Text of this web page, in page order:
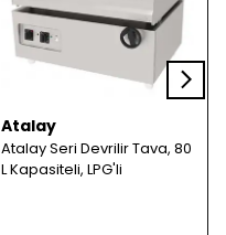
Atalay
Atalay Seri Devrilir Tava, 80
L Kapasiteli, LPG'li